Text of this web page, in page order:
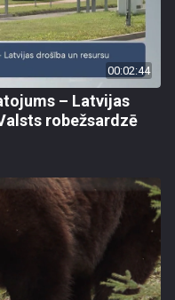
00:02:44
– Latvijas
robežsardzē